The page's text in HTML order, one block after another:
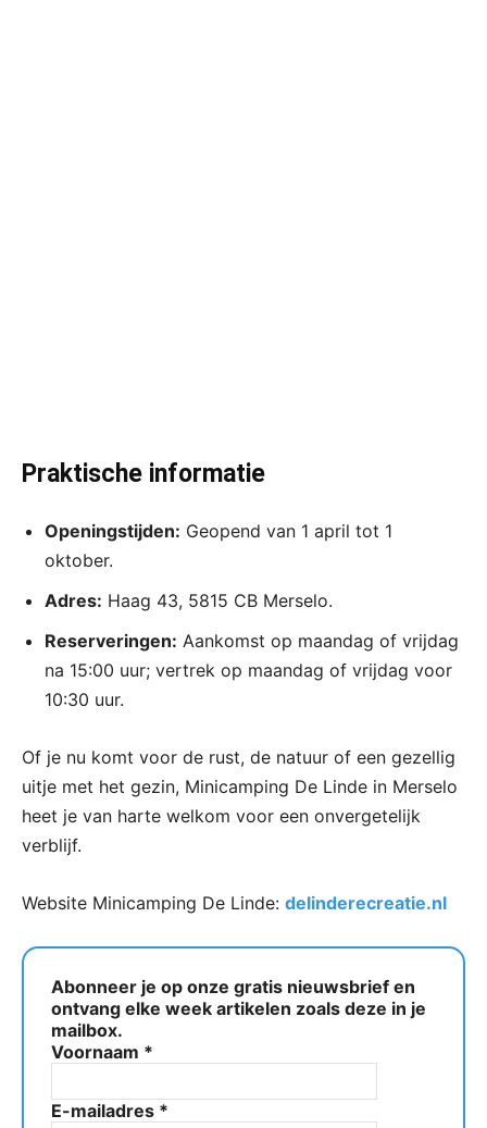
Praktische informatie
Openingstijden: Geopend van 1 april tot 1
oktober.
Adres: Haag 43, 5815 CB Merselo.
Reserveringen: Aankomst op maandag of vrijdag
na 15:00 uur; vertrek op maandag of vrijdag voor
10:30 uur.
Of je nu komt voor de rust, de natuur of een gezellig
uitje met het gezin, Minicamping De Linde in Merselo
heet je van harte welkom voor een onvergetelijk
verblijf.
Website Minicamping De Linde: delinderecreatie.nl
Abonneer je op onze gratis nieuwsbrief en
ontvang elke week artikelen zoals deze in je
mailbox.
Voornaam *
E-mailadres *